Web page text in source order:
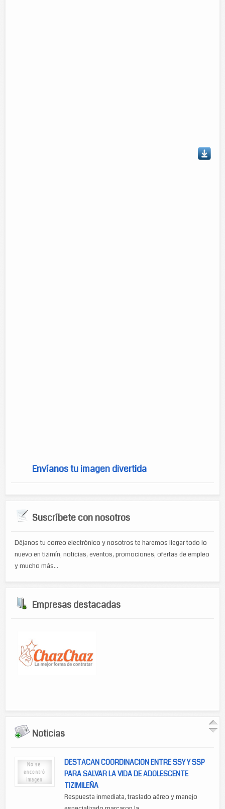
Envíanos tu imagen divertida
Suscríbete con nosotros
Déjanos tu correo electrónico y nosotros te haremos llegar todo lo
nuevo en tizimín, noticias, eventos, promociones, ofertas de empleo
y mucho más...
Empresas destacadas
Noticias
DESTACAN COORDINACION ENTRE SSY Y SSP
PARA SALVAR LA VIDA DE ADOLESCENTE
TIZIMILEÑA
Respuesta inmediata, traslado aéreo y manejo